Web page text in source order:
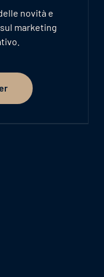
novità e
marketing